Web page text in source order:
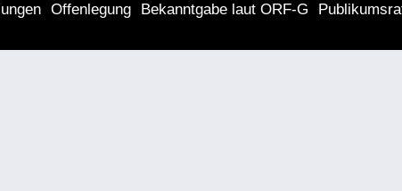
Offenlegung Bekanntgabe laut ORF-G